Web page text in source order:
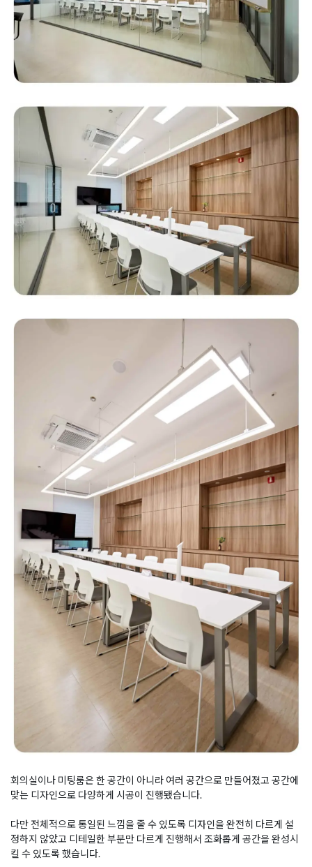
회의실이나 미팅룸은 한 공간이 아니라 여러 공간으로 만들어졌고 공간에
맞는 디자인으로 다양하게 시공이 진행됐습니다.
다만 전체적으로 통일된 느낌을 줄 수 있도록 디자인을 완전히 다르게 설
정하지 않았고 디테일한 부분만 다르게 진행해서 조화롭게 공간을 완성시
킬 수 있도록 했습니다.